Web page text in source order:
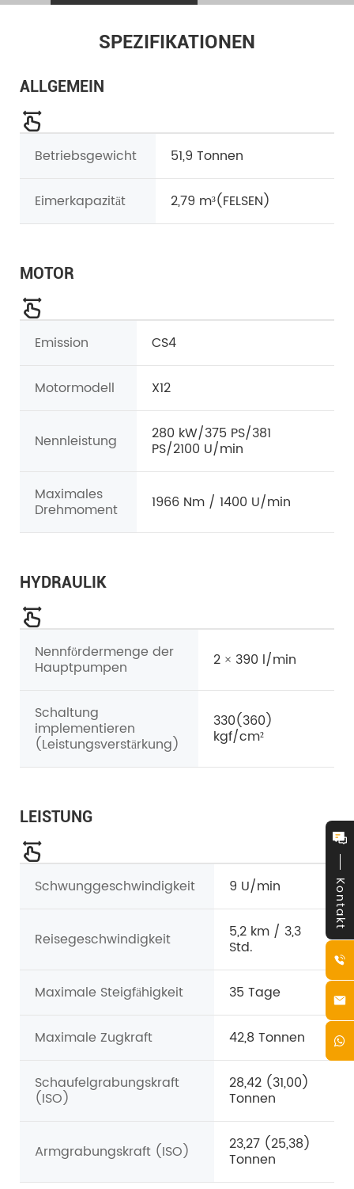
SPEZIFIKATIONEN
ALLGEMEIN
Betriebsgewicht 51,9 Tonnen
Eimerkapazität 2,79 m³(FELSEN)
MOTOR
Emission CS4
Motormodell X12
Nennleistung 280 kW/375 PS/381
PS/2100 U/min
Maximales
Drehmoment 1966 Nm / 1400 U/min
HYDRAULIK
Nennfördermenge der
Hauptpumpen 2 × 390 l/min
Schaltung
implementieren
(Leistungsverstärkung)
330(360)
kgf/cm²
LEISTUNG
Schwunggeschwindigkeit 9 U/min
Reisegeschwindigkeit 5,2 km / 3,3
Std.
Maximale Steigfähigkeit 35 Tage
Maximale Zugkraft 42,8 Tonnen
Schaufelgrabungskraft
(ISO)
28,42 (31,00)
Tonnen
Armgrabungskraft (ISO) 23,27 (25,38)
Tonnen
Kontakt